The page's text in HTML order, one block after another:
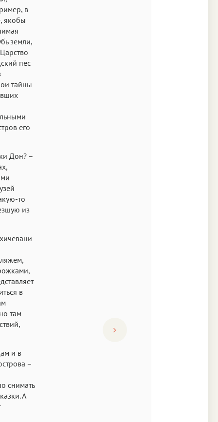
Аа
New Roman
Аа
SF Mono
в
якобы
земли,
пес
тайны
его
Дон? –
то
из
в
там
и в
–
снимать
А